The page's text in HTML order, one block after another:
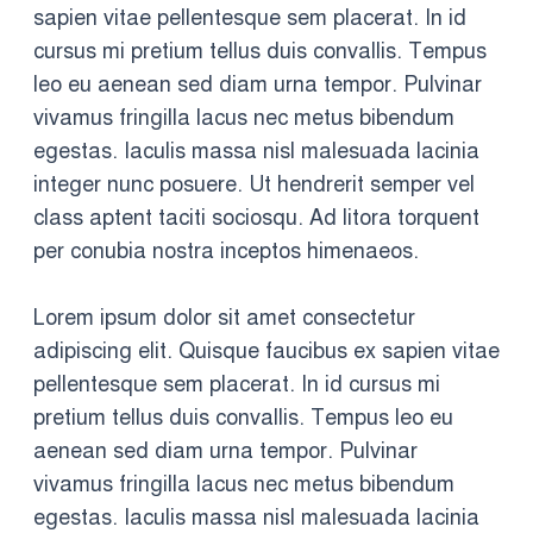
sapien vitae pellentesque sem placerat. In id
cursus mi pretium tellus duis convallis. Tempus
leo eu aenean sed diam urna tempor. Pulvinar
vivamus fringilla lacus nec metus bibendum
egestas. Iaculis massa nisl malesuada lacinia
integer nunc posuere. Ut hendrerit semper vel
class aptent taciti sociosqu. Ad litora torquent
per conubia nostra inceptos himenaeos.
Lorem ipsum dolor sit amet consectetur
adipiscing elit. Quisque faucibus ex sapien vitae
pellentesque sem placerat. In id cursus mi
pretium tellus duis convallis. Tempus leo eu
aenean sed diam urna tempor. Pulvinar
vivamus fringilla lacus nec metus bibendum
egestas. Iaculis massa nisl malesuada lacinia